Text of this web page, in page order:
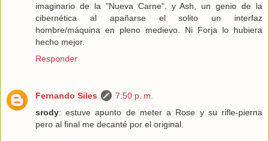
imaginario de la "Nueva Carne". y Ash, un genio de la
cibernética al apañarse el solito un interfaz
hombre/máquina en pleno medievo. Ni Forja lo hubiera
hecho mejor.
Responder
Fernando Siles
7:50 p. m.
srody: estuve apunto de meter a Rose y su rifle-pierna
pero al final me decanté por el original.